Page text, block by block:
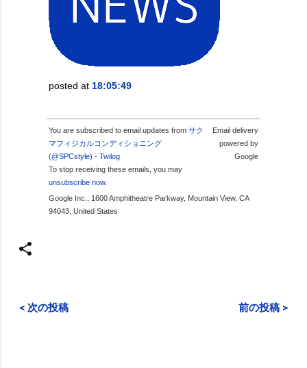
posted at 18:05:49
You are subscribed to email updates from サク
マフィジカルコンディショニング
(@SPCstyle) - Twilog
To stop receiving these emails, you may
unsubscribe now.
Email delivery
powered by
Google
Google Inc., 1600 Amphitheatre Parkway, Mountain View, CA
94043, United States
< 次の投稿 前の投稿 >